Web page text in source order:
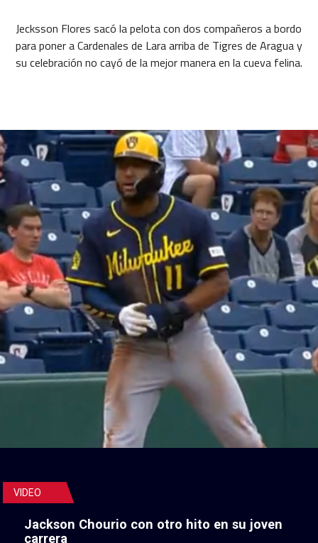
Jecksson Flores sacó la pelota con dos compañeros a bordo
para poner a Cardenales de Lara arriba de Tigres de Aragua y
su celebración no cayó de la mejor manera en la cueva felina.
VIDEO
Jackson Chourio con otro hito en su joven
carrera